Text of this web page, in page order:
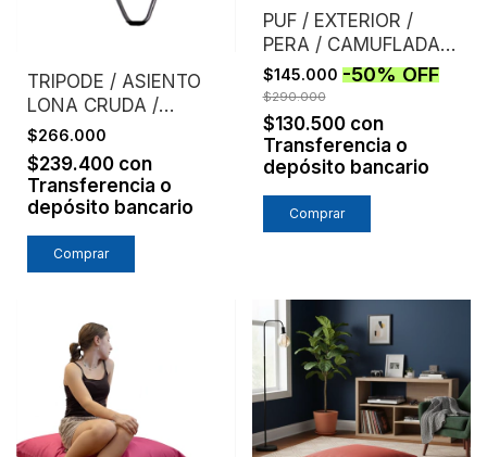
TRIPODE / ASIENTO
LONA CRUDA /
LAURA SPIVAK
$266.000
$239.400 con
Transferencia o
depósito bancario
Comprar
PUF / EXTERIOR /
PERA / CAMUFLADA /
MARRON
$145.000 -50%OFF
$290.000
$130.500 con
Transferencia o
depósito bancario